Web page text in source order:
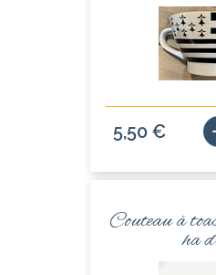
5,50 €
Couteau à
ha